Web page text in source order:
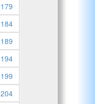
179
184
189
194
199
204